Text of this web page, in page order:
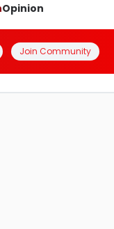
Opinion
Join Community